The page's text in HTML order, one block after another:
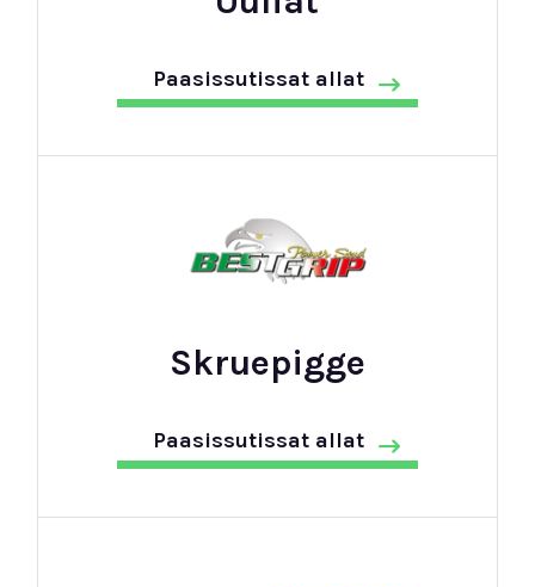
Paasissutissat allat
Skruepigge
Paasissutissat allat